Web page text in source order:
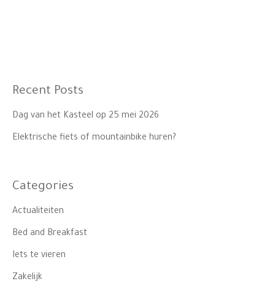
Recent Posts
Dag van het Kasteel op 25 mei 2026
Elektrische fiets of mountainbike huren?
Categories
Actualiteiten
Bed and Breakfast
Iets te vieren
Zakelijk